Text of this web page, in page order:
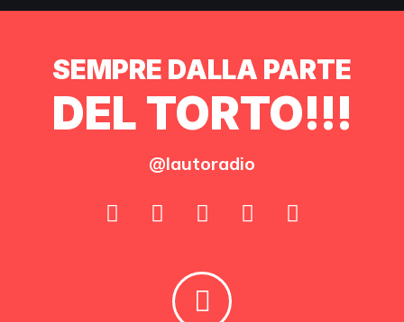
SEMPRE DALLA PARTE
DEL TORTO!!!
@lautoradio